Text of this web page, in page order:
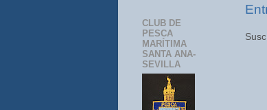
CLUB DE
PESCA
MARÍTIMA
SANTA ANA-
SEVILLA